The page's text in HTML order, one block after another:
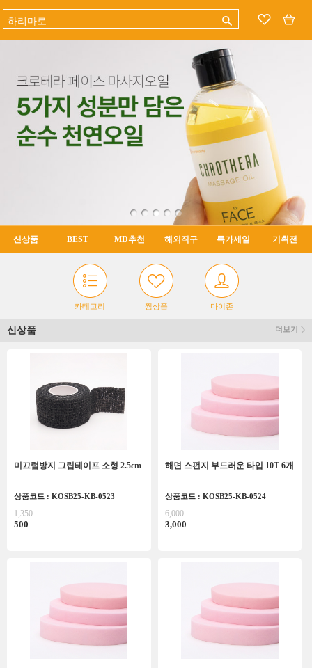
신상품 BEST MD추천 해외직구 특가세일 기획전
카테고리 찜상품 마이존
신상품 더보기
미끄럼방지 그립테이프 소형 2.5cm
상품코드 : KOSB25-KB-0523
1,350
500
해면 스펀지 부드러운 타입 10T 6개
상품코드 : KOSB25-KB-0524
6,000
3,000